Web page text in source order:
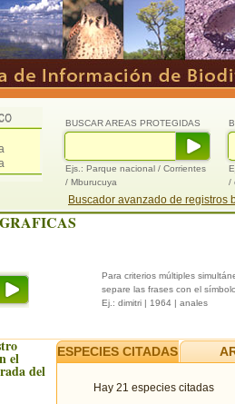
/
BUSCAR AREAS PROTEGIDAS
Ejs.: Parque nacional / Corrientes
/ Mburucuya
Buscador avanzado de registros
Para criterios múltiples
separe las frases con el
Ej.: dimitri | 1964 | anales
el
del
ESPECIES CITADAS
Hay 21 especies citadas